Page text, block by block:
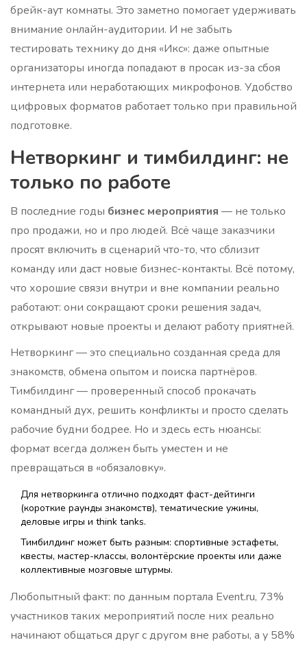
брейк-аут комнаты. Это заметно помогает удерживать
внимание онлайн-аудитории. И не забыть
тестировать технику до дня «Икс»: даже опытные
организаторы иногда попадают в просак из-за сбоя
интернета или неработающих микрофонов. Удобство
цифровых форматов работает только при правильной
подготовке.
Нетворкинг и тимбилдинг: не
только по работе
В последние годы бизнес мероприятия — не только
про продажи, но и про людей. Всё чаще заказчики
просят включить в сценарий что-то, что сблизит
команду или даст новые бизнес-контакты. Всё потому,
что хорошие связи внутри и вне компании реально
работают: они сокращают сроки решения задач,
открывают новые проекты и делают работу приятней.
Нетворкинг — это специально созданная среда для
знакомств, обмена опытом и поиска партнёров.
Тимбилдинг — проверенный способ прокачать
командный дух, решить конфликты и просто сделать
рабочие будни бодрее. Но и здесь есть нюансы:
формат всегда должен быть уместен и не
превращаться в «обязаловку».
Для нетворкинга отлично подходят фаст-дейтинги
(короткие раунды знакомств), тематические ужины,
деловые игры и think tanks.
Тимбилдинг может быть разным: спортивные эстафеты,
квесты, мастер-классы, волонтёрские проекты или даже
коллективные мозговые штурмы.
Любопытный факт: по данным портала Event.ru, 73%
участников таких мероприятий после них реально
начинают общаться друг с другом вне работы, а у 58%